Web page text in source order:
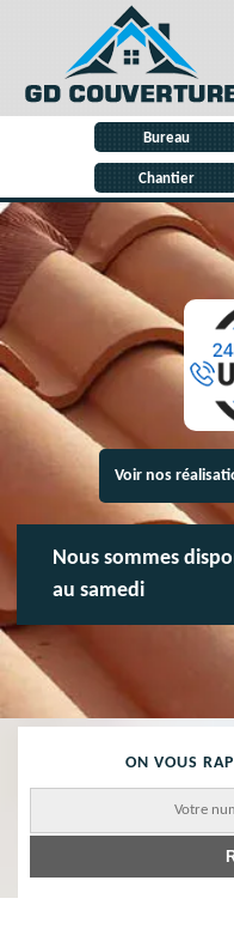
Bureau
Chantier
Voir nos
Nous sommes
au samedi
ON VOUS